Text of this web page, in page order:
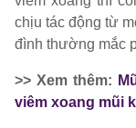
chịu tác động từ
đình thường mắc
>> Xem thêm:
viêm xoang mũi